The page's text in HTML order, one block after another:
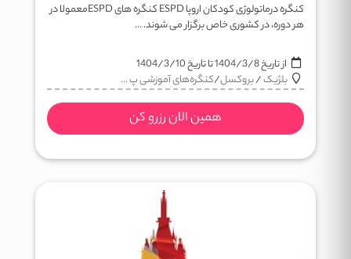
کنگره درماتولوژی کودکان اروپا ESPD کنگره های ESPDمعمولا در
هر دوره، در کشوری خاص برگزار می شوند. ...
از تاریخ1404/3/8تا تاریخ1404/3/10
بلژیک/بروکسل/کنگره‌های آموزشی پ ...
همین الان رزرو کن